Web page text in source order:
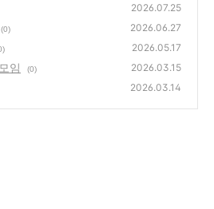
2026.07.25
(0) 2026.06.27
2026.05.17
임 (0) 2026.03.15
2026.03.14